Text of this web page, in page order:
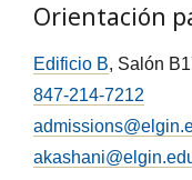
Orientación
Edificio B, Salón
847-214-7212